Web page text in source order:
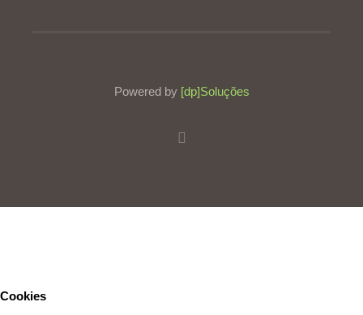
Powered by [dp]Soluções
Cookies